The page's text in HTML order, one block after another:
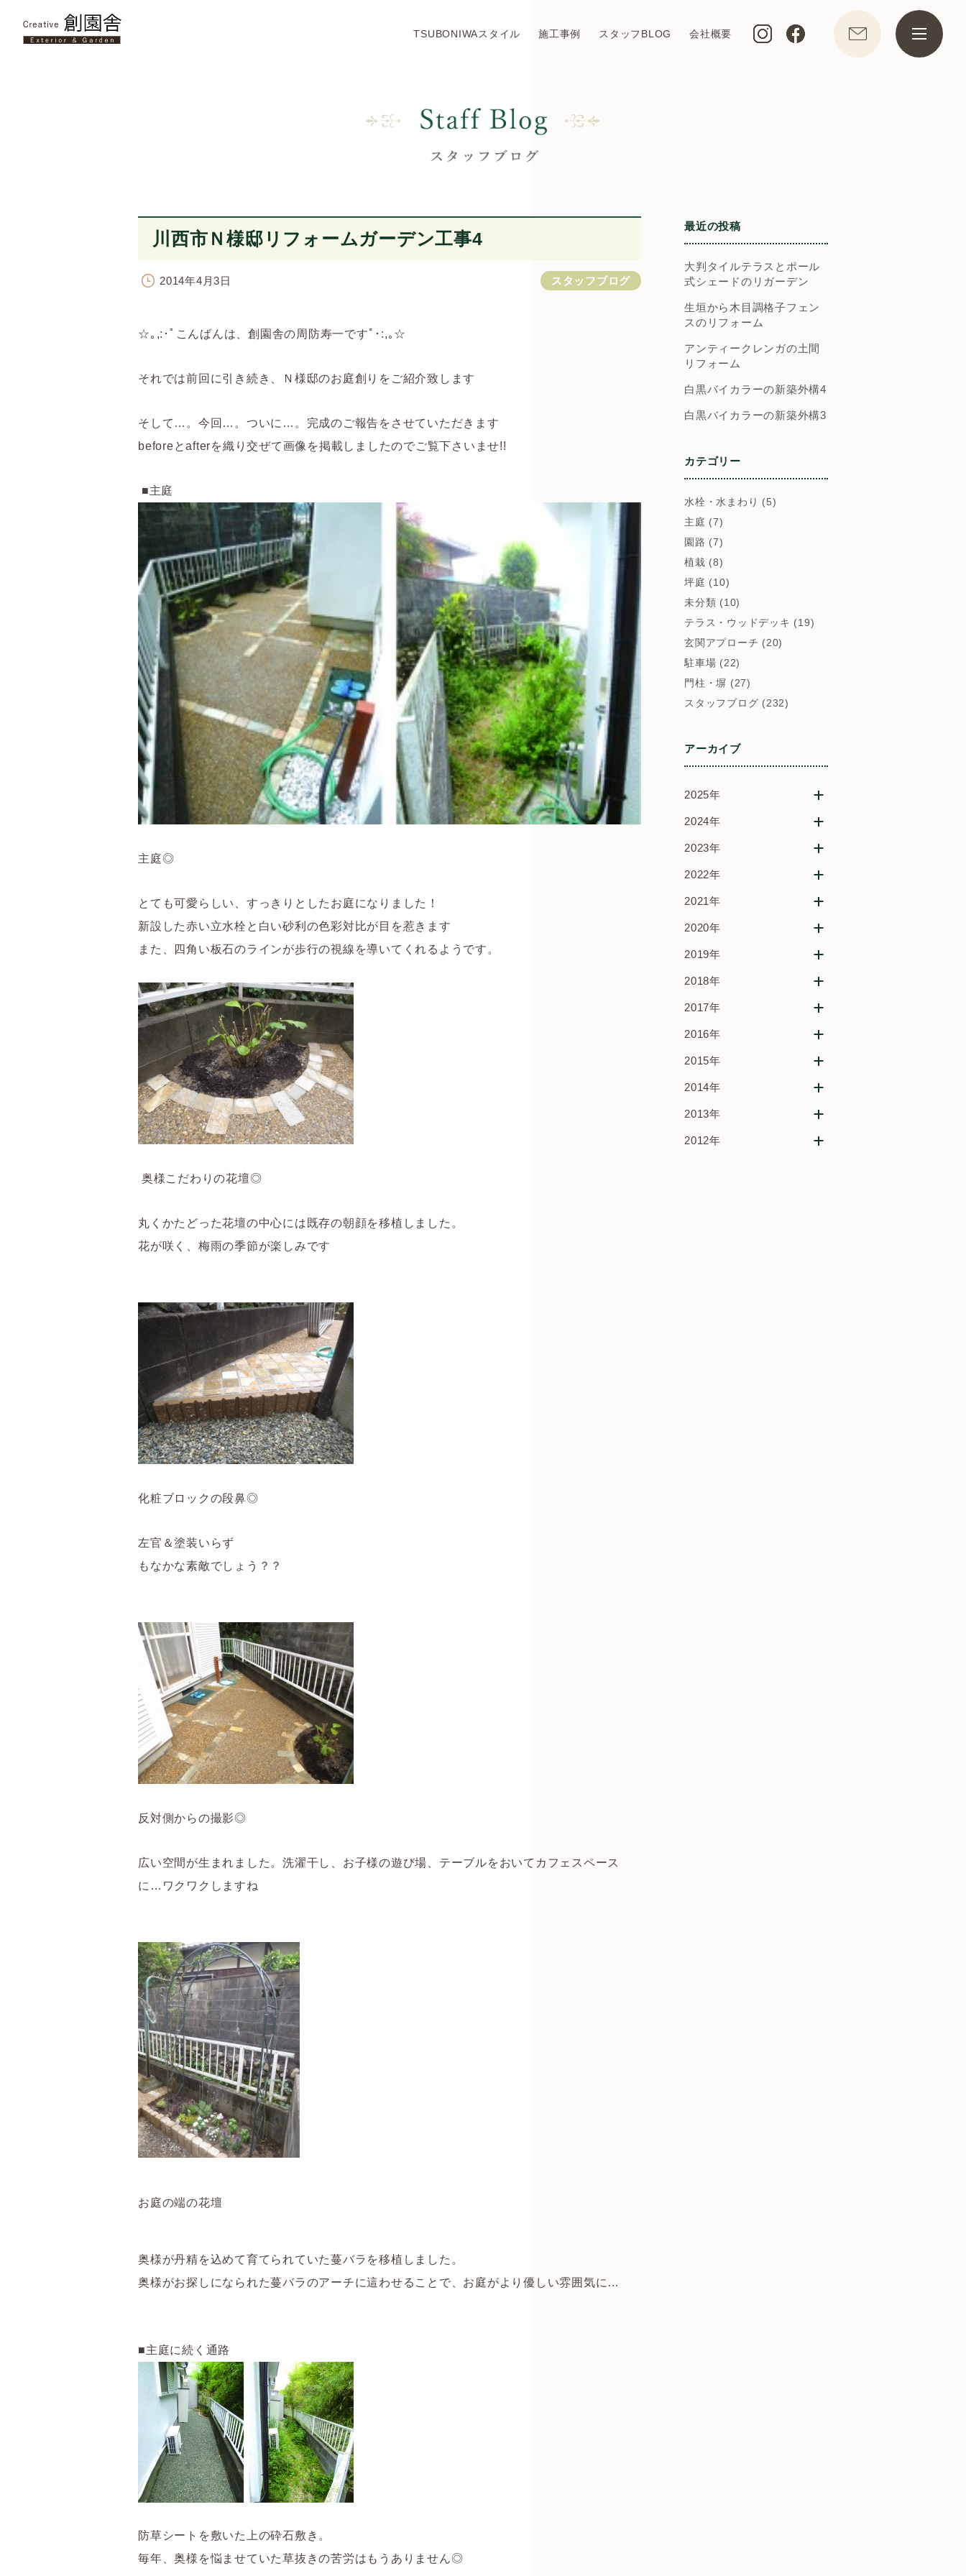
TSUBONIWAスタイル 施工事例 スタッフBLOG 会社概要
川西市Ｎ様邸リフォームガーデン工事4
2014年4月3日 スタッフブログ
☆｡,:･ﾟこんばんは、創園舎の周防寿一ですﾟ･:,｡☆
それでは前回に引き続き、Ｎ様邸のお庭創りをご紹介致します
そして…。今回…。ついに…。完成のご報告をさせていただきます
beforeとafterを織り交ぜて画像を掲載しましたのでご覧下さいませ!!
■主庭
主庭◎
とても可愛らしい、すっきりとしたお庭になりました！
新設した赤い立水栓と白い砂利の色彩対比が目を惹きます
また、四角い板石のラインが歩行の視線を導いてくれるようです。
奥様こだわりの花壇◎
丸くかたどった花壇の中心には既存の朝顔を移植しました。
花が咲く、梅雨の季節が楽しみです
化粧ブロックの段鼻◎
左官＆塗装いらず
もなかな素敵でしょう？？
反対側からの撮影◎
広い空間が生まれました。洗濯干し、お子様の遊び場、テーブルをおいてカフェスペース
に…ワクワクしますね
お庭の端の花壇
奥様が丹精を込めて育てられていた蔓バラを移植しました。
奥様がお探しになられた蔓バラのアーチに這わせることで、お庭がより優しい雰囲気に…
■主庭に続く通路
防草シートを敷いた上の砕石敷き。
毎年、奥様を悩ませていた草抜きの苦労はもうありません◎
最近の投稿
大判タイルテラスとポール
式シェードのリガーデン
生垣から木目調格子フェン
スのリフォーム
アンティークレンガの土間
リフォーム
白黒バイカラーの新築外構4
白黒バイカラーの新築外構3
カテゴリー
水栓・水まわり (5)
主庭 (7)
園路 (7)
植栽 (8)
坪庭 (10)
未分類 (10)
テラス・ウッドデッキ (19)
玄関アプローチ (20)
駐車場 (22)
門柱・塀 (27)
スタッフブログ (232)
アーカイブ
2025年
2024年
2023年
2022年
2021年
2020年
2019年
2018年
2017年
2016年
2015年
2014年
2013年
2012年